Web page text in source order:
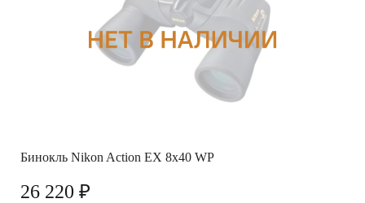
Бинокль Nikon Action EX 8x40 WP
26 220 ₽